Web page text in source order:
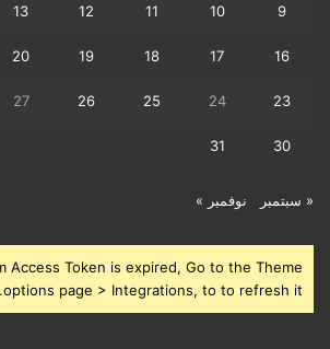
9
10
11
12
13
16
17
18
19
20
23
24
25
26
27
30
31
« سبتمبر نوفمبر »
Access Token is expired, Go to the Theme
options page > Integrations, to to refresh it.